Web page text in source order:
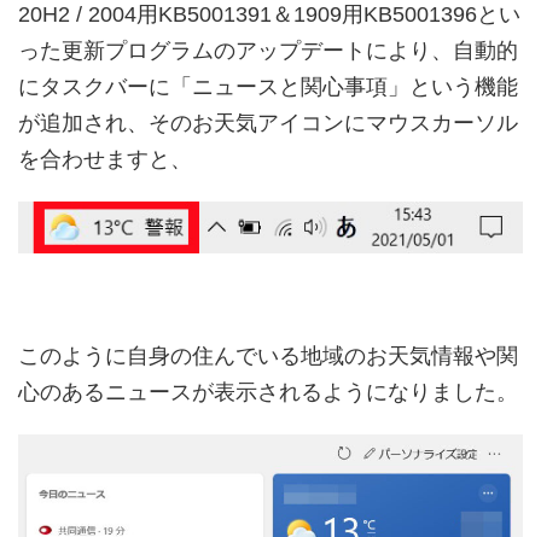
20H2 / 2004用KB5001391＆1909用KB5001396とい
った更新プログラムのアップデートにより、自動的
にタスクバーに「ニュースと関心事項」という機能
が追加され、そのお天気アイコンにマウスカーソル
を合わせますと、
このように自身の住んでいる地域のお天気情報や関
心のあるニュースが表示されるようになりました。